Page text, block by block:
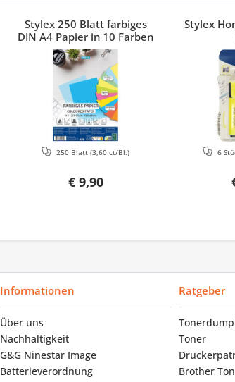
Stylex 250 Blatt farbiges
DIN A4 Papier in 10 Farben
€ 9,90
250 Blatt(3,60 ct/Bl.)
Stylex
6
Informationen
Über uns
Nachhaltigkeit
G&G Ninestar Image
Batterieverordnung
Ratgeber
Toner
Brother